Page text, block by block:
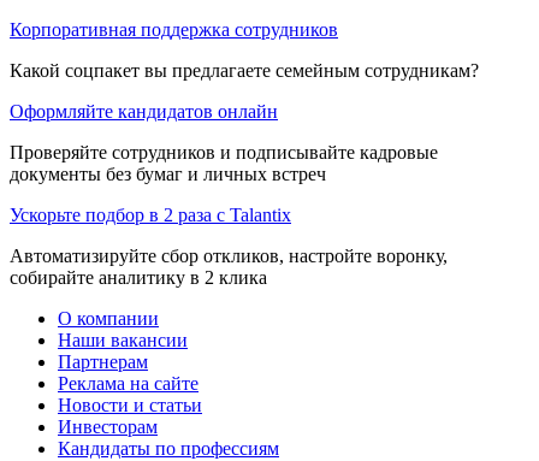
Корпоративная поддержка сотрудников
Какой соцпакет вы предлагаете семейным сотрудникам?
Оформляйте кандидатов онлайн
Проверяйте сотрудников и подписывайте кадровые
документы без бумаг и личных встреч
Ускорьте подбор в 2 раза с Talantix
Автоматизируйте сбор откликов, настройте воронку,
собирайте аналитику в 2 клика
О компании
Наши вакансии
Партнерам
Реклама на сайте
Новости и статьи
Инвесторам
Кандидаты по профессиям